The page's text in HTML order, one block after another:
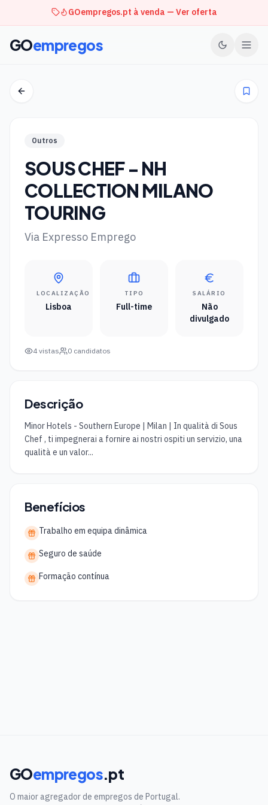
GOempregos.pt à venda — Ver oferta
GOempregos
Outros
SOUS CHEF - NH
COLLECTION MILANO
TOURING
Via Expresso Emprego
LOCALIZAÇÃO
Lisboa
TIPO
Full-time
SALÁRIO
Não
divulgado
4 vistas 0 candidatos
Descrição
Minor Hotels - Southern Europe | Milan | In qualità di Sous
Chef , ti impegnerai a fornire ai nostri ospiti un servizio, una
qualità e un valor...
Benefícios
Trabalho em equipa dinâmica
Seguro de saúde
Formação contínua
GOempregos.pt
O maior agregador de empregos de Portugal.